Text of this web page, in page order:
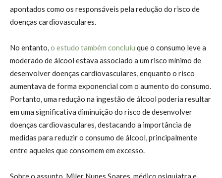
apontados como os responsáveis pela redução do risco de
doenças cardiovasculares.
No entanto, o estudo também concluiu que o consumo leve a
moderado de álcool estava associado a um risco mínimo de
desenvolver doenças cardiovasculares, enquanto o risco
aumentava de forma exponencial com o aumento do consumo.
Portanto, uma redução na ingestão de álcool poderia resultar
em uma significativa diminuição do risco de desenvolver
doenças cardiovasculares, destacando a importância de
medidas para reduzir o consumo de álcool, principalmente
entre aqueles que consomem em excesso.
Sobre o assunto, Miler Nunes Soares, médico psiquiatra e